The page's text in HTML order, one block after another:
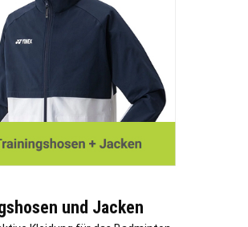
und Jacken